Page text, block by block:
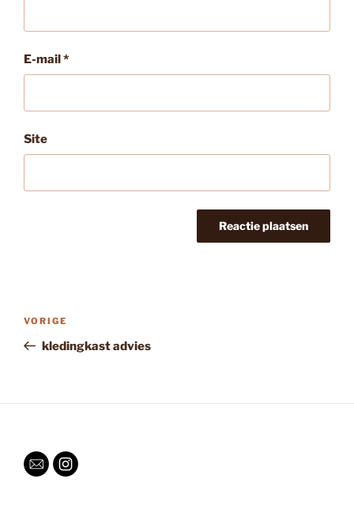
E-mail*
Site
Vorig
bericht
VORIGE
kledingkast advies